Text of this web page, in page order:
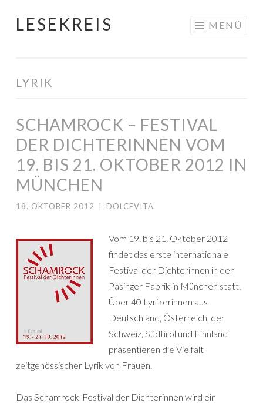
Springe
LESEKREIS MENÜ
LYRIK
SCHAMROCK – FESTIVAL
DER DICHTERINNEN VOM
19. BIS 21. OKTOBER 2012 IN
MÜNCHEN
18. OKTOBER 2012 DOLCEVITA
Vom 19. bis 21. Oktober 2012
findet das erste internationale
Festival der Dichterinnen in der
Pasinger Fabrik in München statt.
Über 40 Lyrikerinnen aus
Deutschland, Österreich, der
Schweiz, Südtirol und Finnland
präsentieren die Vielfalt
zeitgenössischer Lyrik von Frauen.
Das Schamrock-Festival der Dichterinnen wird ein